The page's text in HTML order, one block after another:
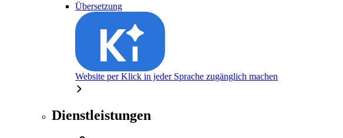
Übersetzung
Website per Klick in jeder Sprache zugänglich machen
Dienstleistungen